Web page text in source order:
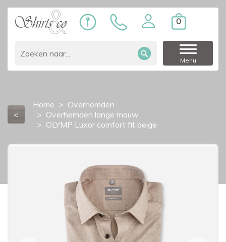
0
Menu
<
Home
Overhemden
Overhemden lange mouw
OLYMP Luxor comfort fit beige